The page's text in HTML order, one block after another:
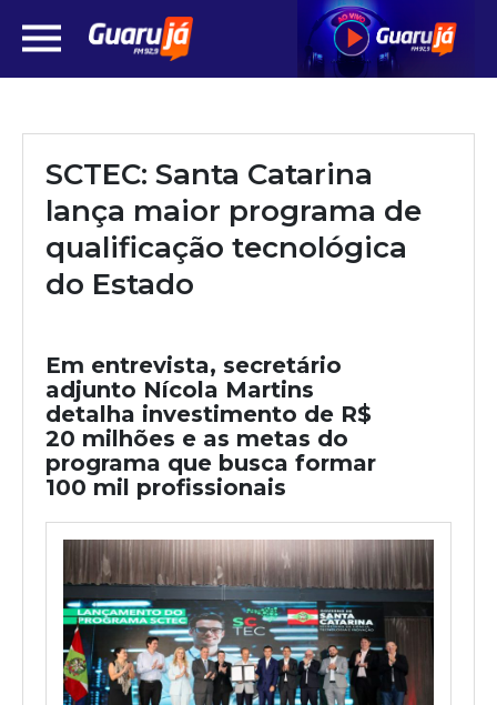
SCTEC: Santa Catarina
lança maior programa de
qualificação tecnológica
do Estado
Em entrevista, secretário
adjunto Nícola Martins
detalha investimento de R$
20 milhões e as metas do
programa que busca formar
100 mil profissionais